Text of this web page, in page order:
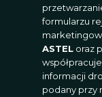
formularzu
ASTEL oraz
informacji
podany przy